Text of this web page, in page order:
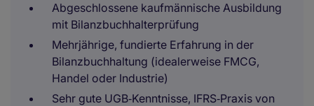
Abgeschlossene kaufmännische Ausbildung
mit Bilanzbuchhalterprüfung
Mehrjährige, fundierte Erfahrung in der
Bilanzbuchhaltung (idealerweise FMCG,
Handel oder Industrie)
Sehr gute UGB‑Kenntnisse, IFRS‑Praxis von